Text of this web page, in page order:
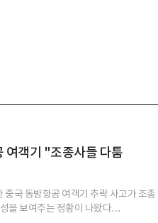
여객기 "조종사들 다툼
국 동방항공 여객기 추락 사고가 조종
을 보여주는 정황이 나왔다. ...